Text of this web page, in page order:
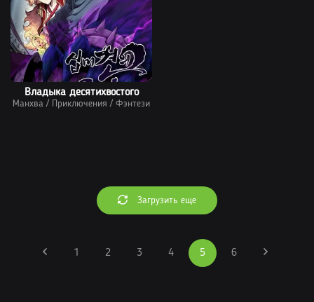
Владыка десятихвостого
Манхва / Приключения / Фэнтези
Загрузить еще
1 2 3 4 5 6